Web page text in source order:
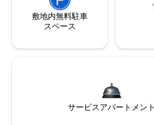
敷地内無料駐⁠車
ス⁠ペ⁠ー⁠ス
サービスアパートメント